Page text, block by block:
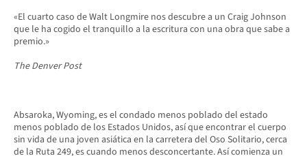
«El cuarto caso de Walt Longmire nos descubre a un Craig Johnson
que le ha cogido el tranquillo a la escritura con una obra que sabe a
premio.»
The Denver Post
Absaroka, Wyoming, es el condado menos poblado del estado
menos poblado de los Estados Unidos, así que encontrar el cuerpo
sin vida de una joven asiática en la carretera del Oso Solitario, cerca
de la Ruta 249, es cuando menos desconcertante. Así comienza un